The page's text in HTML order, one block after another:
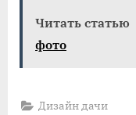
Читать статью
фото
Дизайн дачи